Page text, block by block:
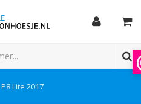
Lite 2017